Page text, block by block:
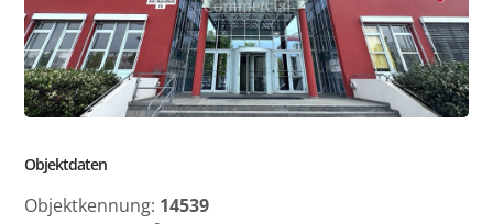
Next
Objektdaten
Objektkennung: 14539